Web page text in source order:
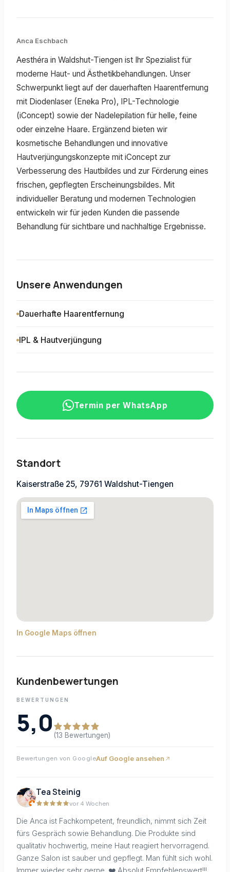
Anca Eschbach
Aesthéra in Waldshut-Tiengen ist Ihr Spezialist für
moderne Haut- und Ästhetikbehandlungen. Unser
Schwerpunkt liegt auf der dauerhaften Haarentfernung
mit Diodenlaser (Eneka Pro), IPL-Technologie
(iConcept) sowie der Nadelepilation für helle, feine
oder einzelne Haare. Ergänzend bieten wir
kosmetische Behandlungen und innovative
Hautverjüngungskonzepte mit iConcept zur
Verbesserung des Hautbildes und zur Förderung eines
frischen, gepflegten Erscheinungsbildes. Mit
individueller Beratung und modernen Technologien
entwickeln wir für jeden Kunden die passende
Unsere Anwendungen
Dauerhafte Haarentfernung
IPL & Hautverjüngung
Termin per WhatsApp
Standort
Kaiserstraße 25, 79761 Waldshut-Tiengen
In Google Maps öffnen
Kundenbewertungen
BEWERTUNGEN
5,0 (13 Bewertungen)
Bewertungen von GoogleAuf Google ansehen
Tea Steinig
vor 4 Wochen
Die Anca ist Fachkompetent, freundlich, nimmt sich Zeit
fürs Gespräch sowie Behandlung. Die Produkte sind
qualitativ hochwertig, meine Haut reagiert hervorragend.
Ganze Salon ist sauber und gepflegt. Man fühlt sich wohl.
Immer wieder sehr gerne. ❤️ Absolut Empfehlenswert!!!